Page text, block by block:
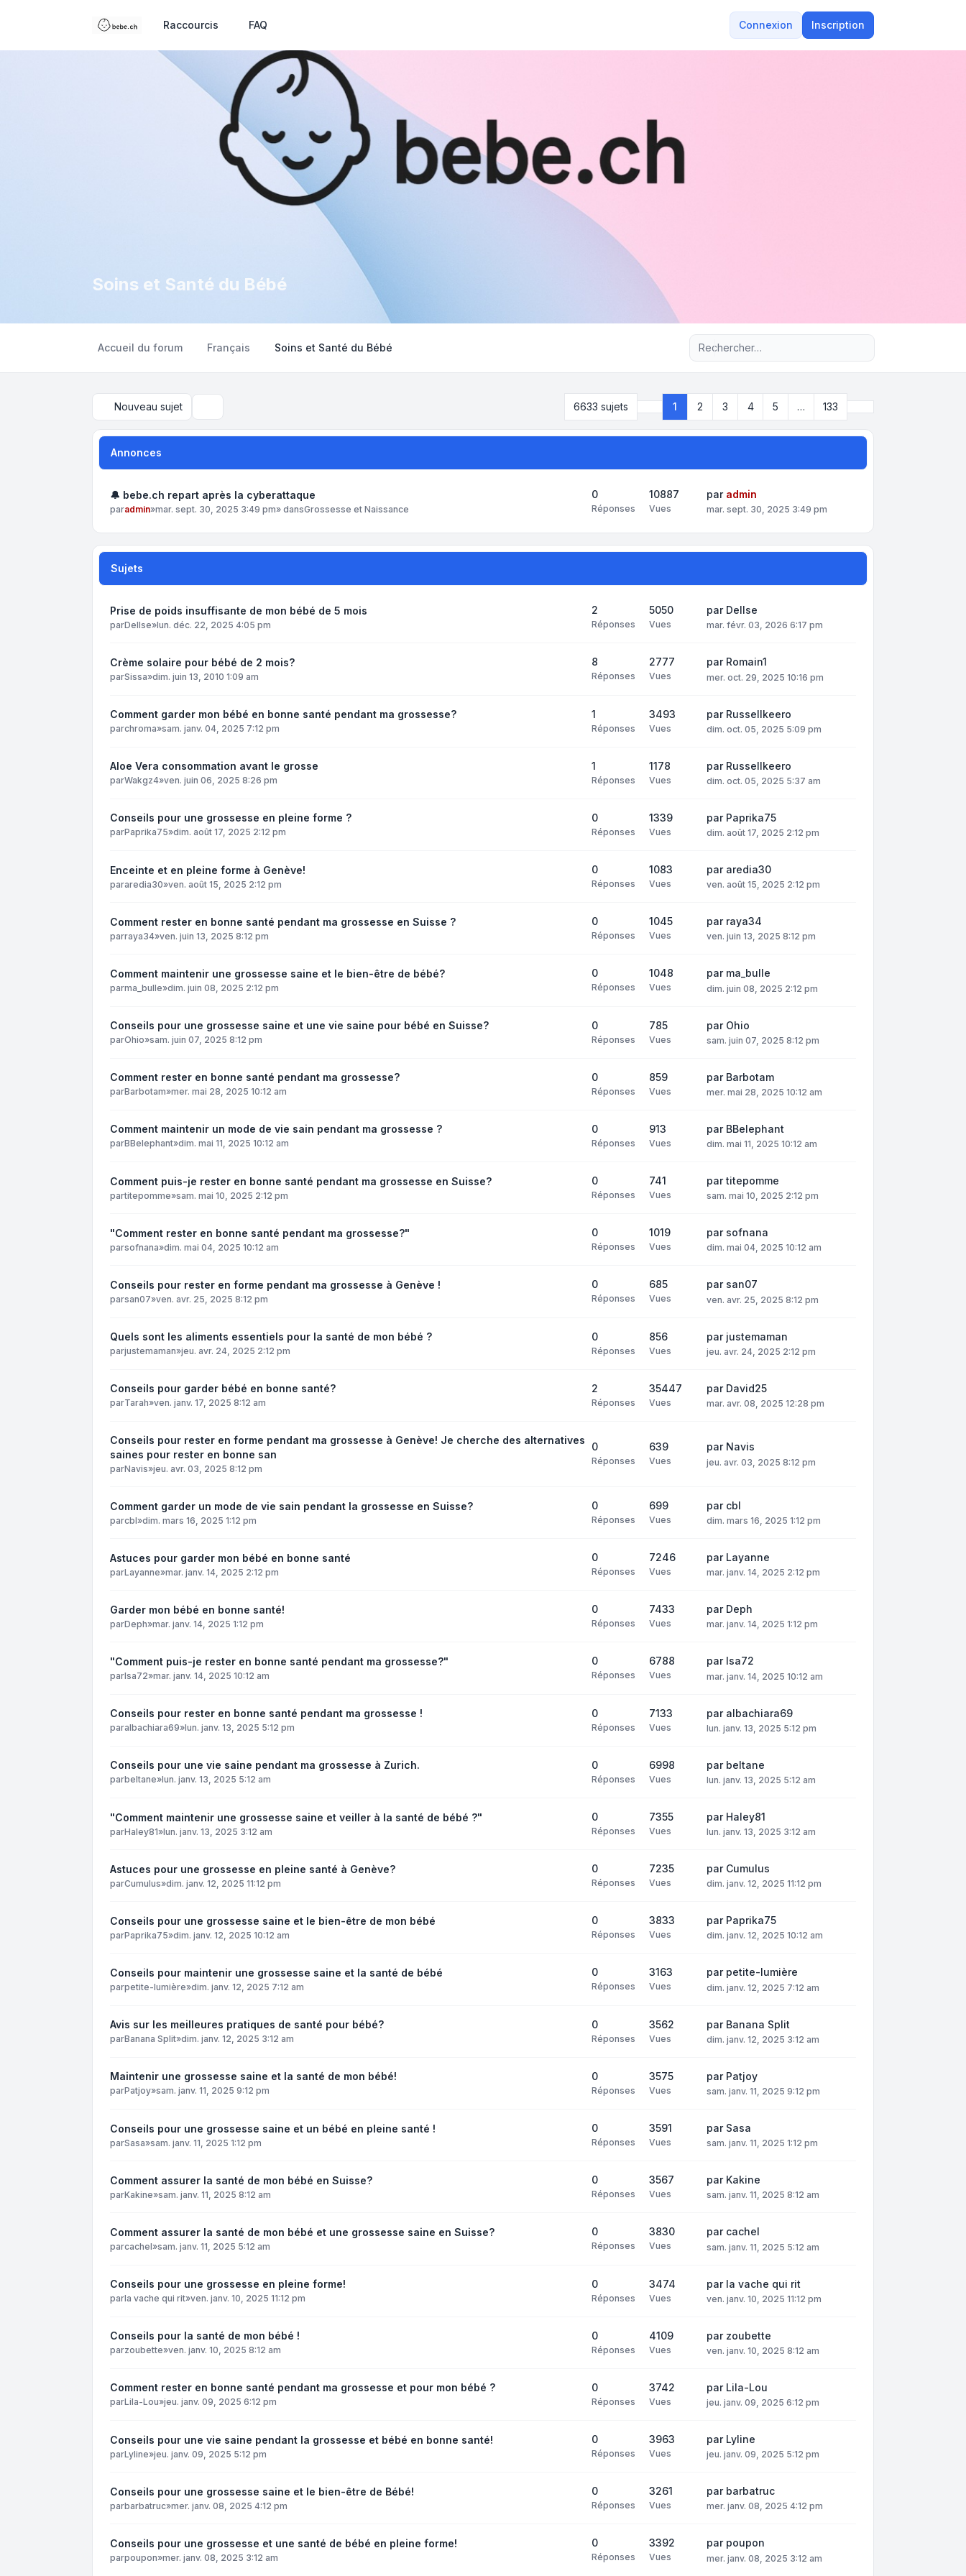
Raccourcis FAQ Connexion Inscription
Soins et Santé du Bébé
Accueil du forum Français Soins et Santé du Bébé Recherche avancée
Nouveau sujet 6633 sujets Page 1 sur133
1 2 3 4 5 … 133
Annonces
🔔 bebe.ch repart après la cyberattaque
paradmin»mar. sept. 30, 2025 3:49 pm» dansGrossesse et Naissance
0
Réponses
10887
Vues
par admin
mar. sept. 30, 2025 3:49 pm
Sujets
Prise de poids insuffisante de mon bébé de 5 mois
parDelIse»lun. déc. 22, 2025 4:05 pm
2
Réponses
5050
Vues
par DelIse
mar. févr. 03, 2026 6:17 pm
Crème solaire pour bébé de 2 mois?
parSissa»dim. juin 13, 2010 1:09 am
8
Réponses
2777
Vues
par Romain1
mer. oct. 29, 2025 10:16 pm
Comment garder mon bébé en bonne santé pendant ma grossesse?
parchroma»sam. janv. 04, 2025 7:12 pm
1
Réponses
3493
Vues
par Russellkeero
dim. oct. 05, 2025 5:09 pm
Aloe Vera consommation avant le grosse
parWakgz4»ven. juin 06, 2025 8:26 pm
1
Réponses
1178
Vues
par Russellkeero
dim. oct. 05, 2025 5:37 am
Conseils pour une grossesse en pleine forme ?
parPaprika75»dim. août 17, 2025 2:12 pm
0
Réponses
1339
Vues
par Paprika75
dim. août 17, 2025 2:12 pm
Enceinte et en pleine forme à Genève!
pararedia30»ven. août 15, 2025 2:12 pm
0
Réponses
1083
Vues
par aredia30
ven. août 15, 2025 2:12 pm
Comment rester en bonne santé pendant ma grossesse en Suisse ?
parraya34»ven. juin 13, 2025 8:12 pm
0
Réponses
1045
Vues
par raya34
ven. juin 13, 2025 8:12 pm
Comment maintenir une grossesse saine et le bien-être de bébé?
parma_bulle»dim. juin 08, 2025 2:12 pm
0
Réponses
1048
Vues
par ma_bulle
dim. juin 08, 2025 2:12 pm
Conseils pour une grossesse saine et une vie saine pour bébé en Suisse?
parOhio»sam. juin 07, 2025 8:12 pm
0
Réponses
785
Vues
par Ohio
sam. juin 07, 2025 8:12 pm
Comment rester en bonne santé pendant ma grossesse?
parBarbotam»mer. mai 28, 2025 10:12 am
0
Réponses
859
Vues
par Barbotam
mer. mai 28, 2025 10:12 am
Comment maintenir un mode de vie sain pendant ma grossesse ?
parBBelephant»dim. mai 11, 2025 10:12 am
0
Réponses
913
Vues
par BBelephant
dim. mai 11, 2025 10:12 am
Comment puis-je rester en bonne santé pendant ma grossesse en Suisse?
partitepomme»sam. mai 10, 2025 2:12 pm
0
Réponses
741
Vues
partitepomme
sam. mai 10, 2025 2:12 pm
"Comment rester en bonne santé pendant ma grossesse?"
parsofnana»dim. mai 04, 2025 10:12 am
0
Réponses
1019
Vues
par sofnana
dim. mai 04, 2025 10:12 am
Conseils pour rester en forme pendant ma grossesse à Genève !
parsan07»ven. avr. 25, 2025 8:12 pm
0
Réponses
685
Vues
par san07
ven. avr. 25, 2025 8:12 pm
Quels sont les aliments essentiels pour la santé de mon bébé ?
parjustemaman»jeu. avr. 24, 2025 2:12 pm
0
Réponses
856
Vues
par justemaman
jeu. avr. 24, 2025 2:12 pm
Conseils pour garder bébé en bonne santé?
parTarah»ven. janv. 17, 2025 8:12 am
2
Réponses
35447
Vues
par David25
mar. avr. 08, 2025 12:28 pm
Conseils pour rester en forme pendant ma grossesse à Genève! Je cherche des alternatives
saines pour rester en bonne san
parNavis»jeu. avr. 03, 2025 8:12 pm
0
Réponses
639
Vues
par Navis
jeu. avr. 03, 2025 8:12 pm
Comment garder un mode de vie sain pendant la grossesse en Suisse?
parcbl»dim. mars 16, 2025 1:12 pm
0
Réponses
699
Vues
par cbl
dim. mars 16, 2025 1:12 pm
Astuces pour garder mon bébé en bonne santé
parLayanne»mar. janv. 14, 2025 2:12 pm
0
Réponses
7246
Vues
par Layanne
mar. janv. 14, 2025 2:12 pm
Garder mon bébé en bonne santé!
parDeph»mar. janv. 14, 2025 1:12 pm
0
Réponses
7433
Vues
par Deph
mar. janv. 14, 2025 1:12 pm
"Comment puis-je rester en bonne santé pendant ma grossesse?"
parIsa72»mar. janv. 14, 2025 10:12 am
0
Réponses
6788
Vues
par Isa72
mar. janv. 14, 2025 10:12 am
Conseils pour rester en bonne santé pendant ma grossesse !
paralbachiara69»lun. janv. 13, 2025 5:12 pm
0
Réponses
7133
Vues
par albachiara69
lun. janv. 13, 2025 5:12 pm
Conseils pour une vie saine pendant ma grossesse à Zurich.
parbeltane»lun. janv. 13, 2025 5:12 am
0
Réponses
6998
Vues
par beltane
lun. janv. 13, 2025 5:12 am
"Comment maintenir une grossesse saine et veiller à la santé de bébé ?"
parHaley81»lun. janv. 13, 2025 3:12 am
0
Réponses
7355
Vues
par Haley81
lun. janv. 13, 2025 3:12 am
Astuces pour une grossesse en pleine santé à Genève?
parCumulus»dim. janv. 12, 2025 11:12 pm
0
Réponses
7235
Vues
par Cumulus
dim. janv. 12, 2025 11:12 pm
Conseils pour une grossesse saine et le bien-être de mon bébé
parPaprika75»dim. janv. 12, 2025 10:12 am
0
Réponses
3833
Vues
par Paprika75
dim. janv. 12, 2025 10:12 am
Conseils pour maintenir une grossesse saine et la santé de bébé
parpetite-lumière»dim. janv. 12, 2025 7:12 am
0
Réponses
3163
Vues
par petite-lumière
dim. janv. 12, 2025 7:12 am
Avis sur les meilleures pratiques de santé pour bébé?
parBanana Split»dim. janv. 12, 2025 3:12 am
0
Réponses
3562
Vues
par Banana Split
dim. janv. 12, 2025 3:12 am
Maintenir une grossesse saine et la santé de mon bébé!
parPatjoy»sam. janv. 11, 2025 9:12 pm
0
Réponses
3575
Vues
par Patjoy
sam. janv. 11, 2025 9:12 pm
Conseils pour une grossesse saine et un bébé en pleine santé !
parSasa»sam. janv. 11, 2025 1:12 pm
0
Réponses
3591
Vues
par Sasa
sam. janv. 11, 2025 1:12 pm
Comment assurer la santé de mon bébé en Suisse?
parKakine»sam. janv. 11, 2025 8:12 am
0
Réponses
3567
Vues
par Kakine
sam. janv. 11, 2025 8:12 am
Comment assurer la santé de mon bébé et une grossesse saine en Suisse?
parcachel»sam. janv. 11, 2025 5:12 am
0
Réponses
3830
Vues
par cachel
sam. janv. 11, 2025 5:12 am
Conseils pour une grossesse en pleine forme!
parla vache qui rit»ven. janv. 10, 2025 11:12 pm
0
Réponses
3474
Vues
par la vache qui rit
ven. janv. 10, 2025 11:12 pm
Conseils pour la santé de mon bébé !
parzoubette»ven. janv. 10, 2025 8:12 am
0
Réponses
4109
Vues
par zoubette
ven. janv. 10, 2025 8:12 am
Comment rester en bonne santé pendant ma grossesse et pour mon bébé ?
parLila-Lou»jeu. janv. 09, 2025 6:12 pm
0
Réponses
3742
Vues
par Lila-Lou
jeu. janv. 09, 2025 6:12 pm
Conseils pour une vie saine pendant la grossesse et bébé en bonne santé!
parLyline»jeu. janv. 09, 2025 5:12 pm
0
Réponses
3963
Vues
par Lyline
jeu. janv. 09, 2025 5:12 pm
Conseils pour une grossesse saine et le bien-être de Bébé!
parbarbatruc»mer. janv. 08, 2025 4:12 pm
0
Réponses
3261
Vues
par barbatruc
mer. janv. 08, 2025 4:12 pm
Conseils pour une grossesse et une santé de bébé en pleine forme!
parpoupon»mer. janv. 08, 2025 3:12 am
0
Réponses
3392
Vues
par poupon
mer. janv. 08, 2025 3:12 am